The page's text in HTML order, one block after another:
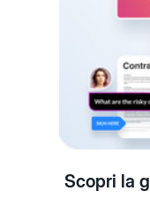
Scopri la